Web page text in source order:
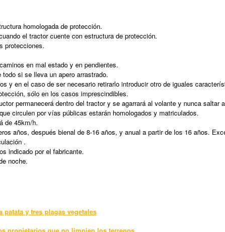
homologada de protección.
el tractor cuente con estructura de protección.
protecciones.
en mal estado y en pendientes.
si se lleva un apero arrastrado.
y en el caso de ser necesario retirarlo introducir otro de iguales
sólo en los casos imprescindibles.
permanecerá dentro del tractor y se agarrará al volante y nunca saltar
circulen por vías públicas estarán homologados y matriculados.
de 45km/h.
años, después bienal de 8-16 años, y anual a partir de los 16 años.
.
indicado por el fabricante.
noche.
y tres plagas vegetales
propietarios que no limpien los terrenos